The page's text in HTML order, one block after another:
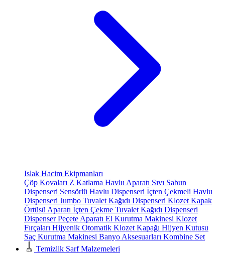
Islak Hacim Ekipmanları
Çöp Kovaları Z Katlama Havlu Aparatı Sıvı Sabun
Dispenseri Sensörlü Havlu Dispenseri İçten Çekmeli Havlu
Dispenseri Jumbo Tuvalet Kağıdı Dispenseri Klozet Kapak
Örtüsü Aparatı İçten Çekme Tuvalet Kağıdı Dispenseri
Dispenser Peçete Aparatı El Kurutma Makinesi Klozet
Fırçaları Hijyenik Otomatik Klozet Kapağı Hijyen Kutusu
Saç Kurutma Makinesi Banyo Aksesuarları Kombine Set
Temizlik Sarf Malzemeleri